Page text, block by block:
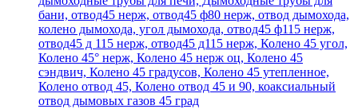
бани, отвод45 нерж, отвод45 ф80 нерж, отвод дымохода,
колено дымохода, угол дымохода, отвод45 ф115 нерж,
отвод45 д 115 нерж, отвод45 д115 нерж, Колено 45 угол,
Колено 45° нерж, Колено 45 нерж оц, Колено 45
сэндвич, Колено 45 градусов, Колено 45 утепленное,
Колено отвод 45, Колено отвод 45 и 90, коаксиальный
отвод дымовых газов 45 град